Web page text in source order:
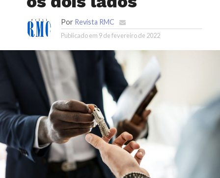
Por Revista RMC
Publicado em 9 de fevereiro de 2022